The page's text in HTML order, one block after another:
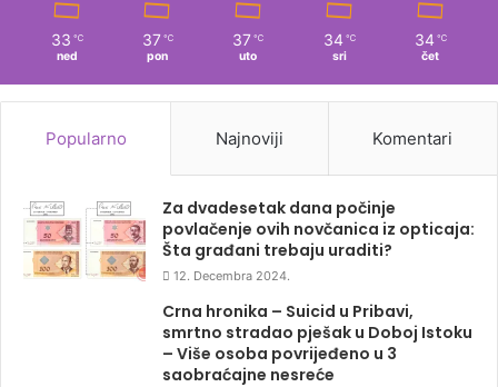
33 ℃
ned
37 ℃
pon
37 ℃
uto
34 ℃
sri
34 ℃
čet
Popularno Najnoviji Komentari
Za dvadesetak dana počinje
povlačenje ovih novčanica iz opticaja:
Šta građani trebaju uraditi?
12. Decembra 2024.
Crna hronika – Suicid u Pribavi,
smrtno stradao pješak u Doboj Istoku
– Više osoba povrijeđeno u 3
saobraćajne nesreće